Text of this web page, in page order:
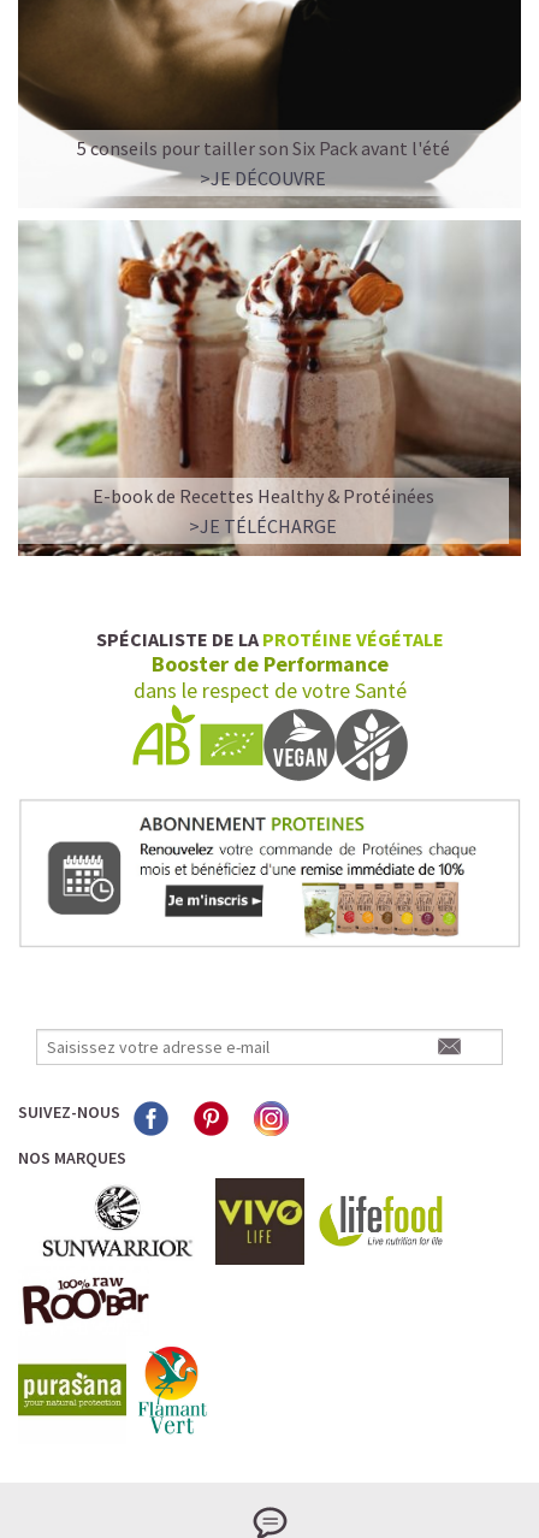
5 conseils pour tailler son Six Pack avant l'été
>JE DÉCOUVRE
E-book de Recettes Healthy & Protéinées
>JE TÉLÉCHARGE
SPÉCIALISTE DE LA PROTÉINE VÉGÉTALE
Booster de Performance
dans le respect de votre Santé
SUIVEZ-NOUS
NOS MARQUES